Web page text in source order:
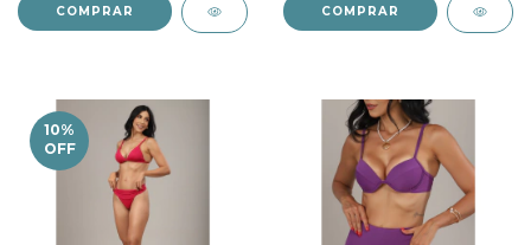
COMPRAR COMPRAR
10%
OFF